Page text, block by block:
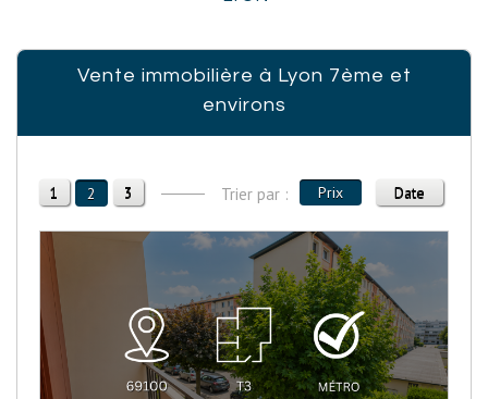
Vente immobilière à Lyon 7ème et
environs
1 2 3 Trier par : Prix Date